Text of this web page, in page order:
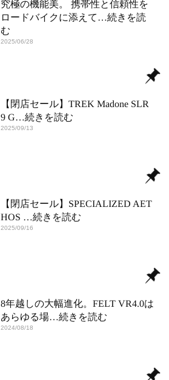
究極の機能美。 携帯性と信頼性を
ロードバイクに添えて …続きを読
む
2025/06/28
【閉店セール】TREK Madone SLR
9 G…続きを読む
2025/09/13
【閉店セール】SPECIALIZED AET
HOS …続きを読む
2025/09/16
8年越しの大幅進化。FELT VR4.0は
あらゆる場…続きを読む
2024/08/18